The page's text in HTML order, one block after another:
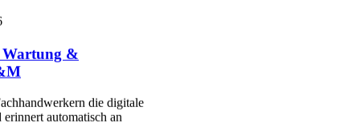
Wartung &
die digitale
automatisch an